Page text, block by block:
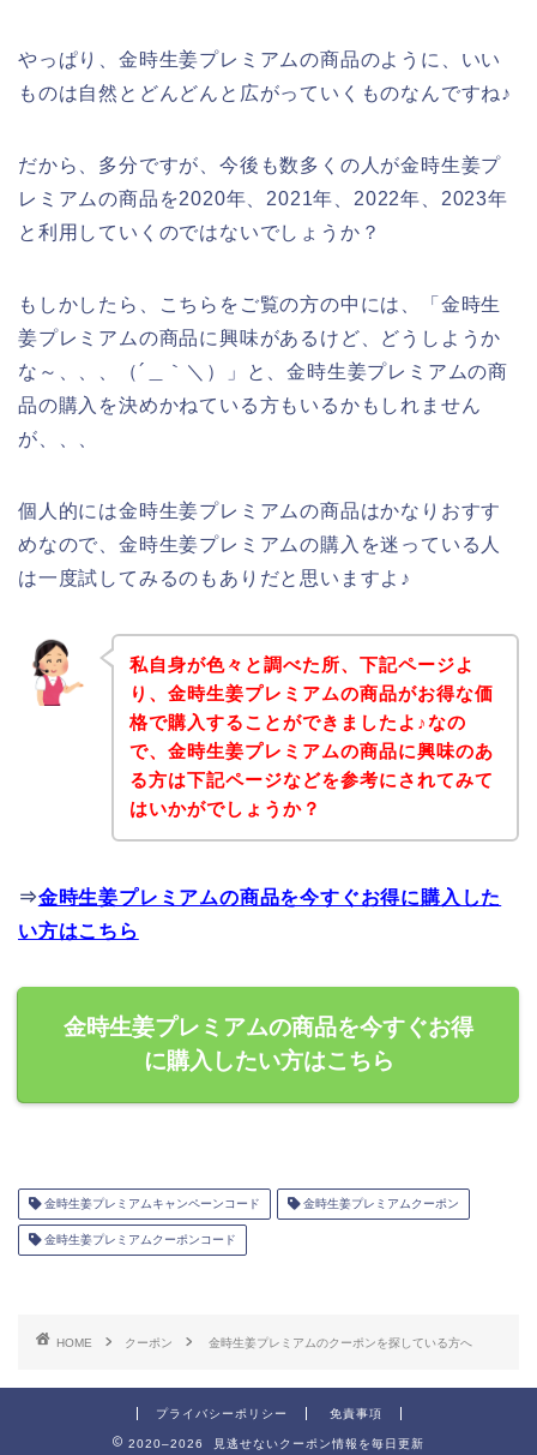
やっぱり、金時生姜プレミアムの商品のように、いい
ものは自然とどんどんと広がっていくものなんですね♪
だから、多分ですが、今後も数多くの人が金時生姜プ
レミアムの商品を2020年、2021年、2022年、2023年
と利用していくのではないでしょうか？
もしかしたら、こちらをご覧の方の中には、「金時生
姜プレミアムの商品に興味があるけど、どうしようか
な～、、、（´＿｀＼）」と、金時生姜プレミアムの商
品の購入を決めかねている方もいるかもしれません
が、、、
個人的には金時生姜プレミアムの商品はかなりおすす
めなので、金時生姜プレミアムの購入を迷っている人
は一度試してみるのもありだと思いますよ♪
私自身が色々と調べた所、下記ページよ
り、金時生姜プレミアムの商品がお得な価
格で購入することができましたよ♪なの
で、金時生姜プレミアムの商品に興味のあ
る方は下記ページなどを参考にされてみて
はいかがでしょうか？
⇒金時生姜プレミアムの商品を今すぐお得に購入した
い方はこちら
金時生姜プレミアムの商品を今すぐお得
に購入したい方はこちら
金時生姜プレミアムキャンペーンコード 金時生姜プレミアムクーポン
金時生姜プレミアムクーポンコード
HOME クーポン 金時生姜プレミアムのクーポンを探している方へ
プライバシーポリシー 免責事項
2020–2026 見逃せないクーポン情報を毎日更新